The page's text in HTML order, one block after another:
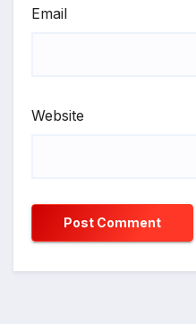
Email
Website